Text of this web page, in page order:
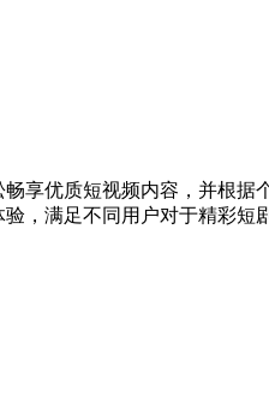
享优质短视频内容，并根据
，满足不同用户对于精彩短